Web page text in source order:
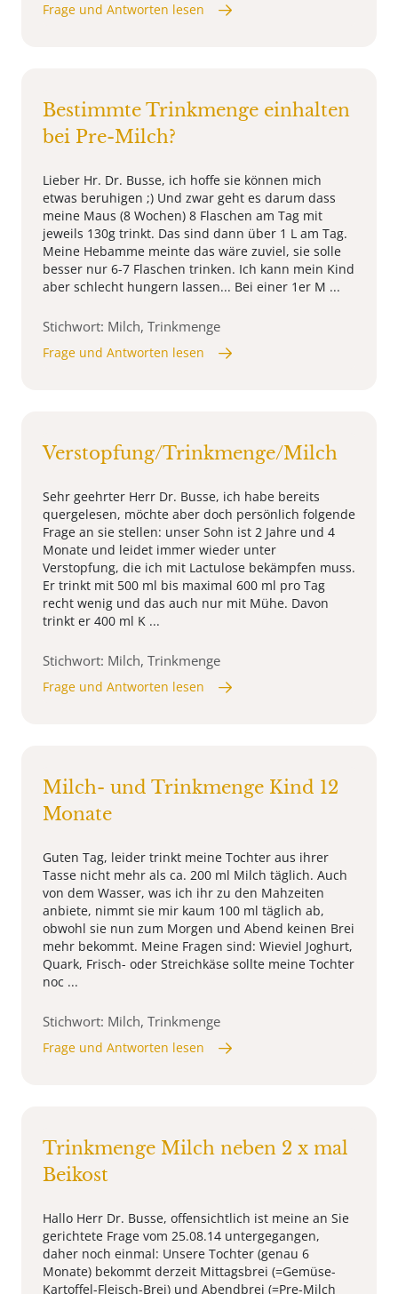
Frage und Antworten lesen
Bestimmte Trinkmenge einhalten
bei Pre-Milch?
Lieber Hr. Dr. Busse, ich hoffe sie können mich
etwas beruhigen ;) Und zwar geht es darum dass
meine Maus (8 Wochen) 8 Flaschen am Tag mit
jeweils 130g trinkt. Das sind dann über 1 L am Tag.
Meine Hebamme meinte das wäre zuviel, sie solle
besser nur 6-7 Flaschen trinken. Ich kann mein Kind
aber schlecht hungern lassen... Bei einer 1er M ...
Stichwort: Milch, Trinkmenge
Frage und Antworten lesen
Verstopfung/Trinkmenge/Milch
Sehr geehrter Herr Dr. Busse, ich habe bereits
quergelesen, möchte aber doch persönlich folgende
Frage an sie stellen: unser Sohn ist 2 Jahre und 4
Monate und leidet immer wieder unter
Verstopfung, die ich mit Lactulose bekämpfen muss.
Er trinkt mit 500 ml bis maximal 600 ml pro Tag
recht wenig und das auch nur mit Mühe. Davon
trinkt er 400 ml K ...
Stichwort: Milch, Trinkmenge
Frage und Antworten lesen
Milch- und Trinkmenge Kind 12
Monate
Guten Tag, leider trinkt meine Tochter aus ihrer
Tasse nicht mehr als ca. 200 ml Milch täglich. Auch
von dem Wasser, was ich ihr zu den Mahzeiten
anbiete, nimmt sie mir kaum 100 ml täglich ab,
obwohl sie nun zum Morgen und Abend keinen Brei
mehr bekommt. Meine Fragen sind: Wieviel Joghurt,
Quark, Frisch- oder Streichkäse sollte meine Tochter
noc ...
Stichwort: Milch, Trinkmenge
Frage und Antworten lesen
Trinkmenge Milch neben 2 x mal
Beikost
Hallo Herr Dr. Busse, offensichtlich ist meine an Sie
gerichtete Frage vom 25.08.14 untergegangen,
daher noch einmal: Unsere Tochter (genau 6
Monate) bekommt derzeit Mittagsbrei (=Gemüse-
Kartoffel-Fleisch-Brei) und Abendbrei (=Pre-Milch